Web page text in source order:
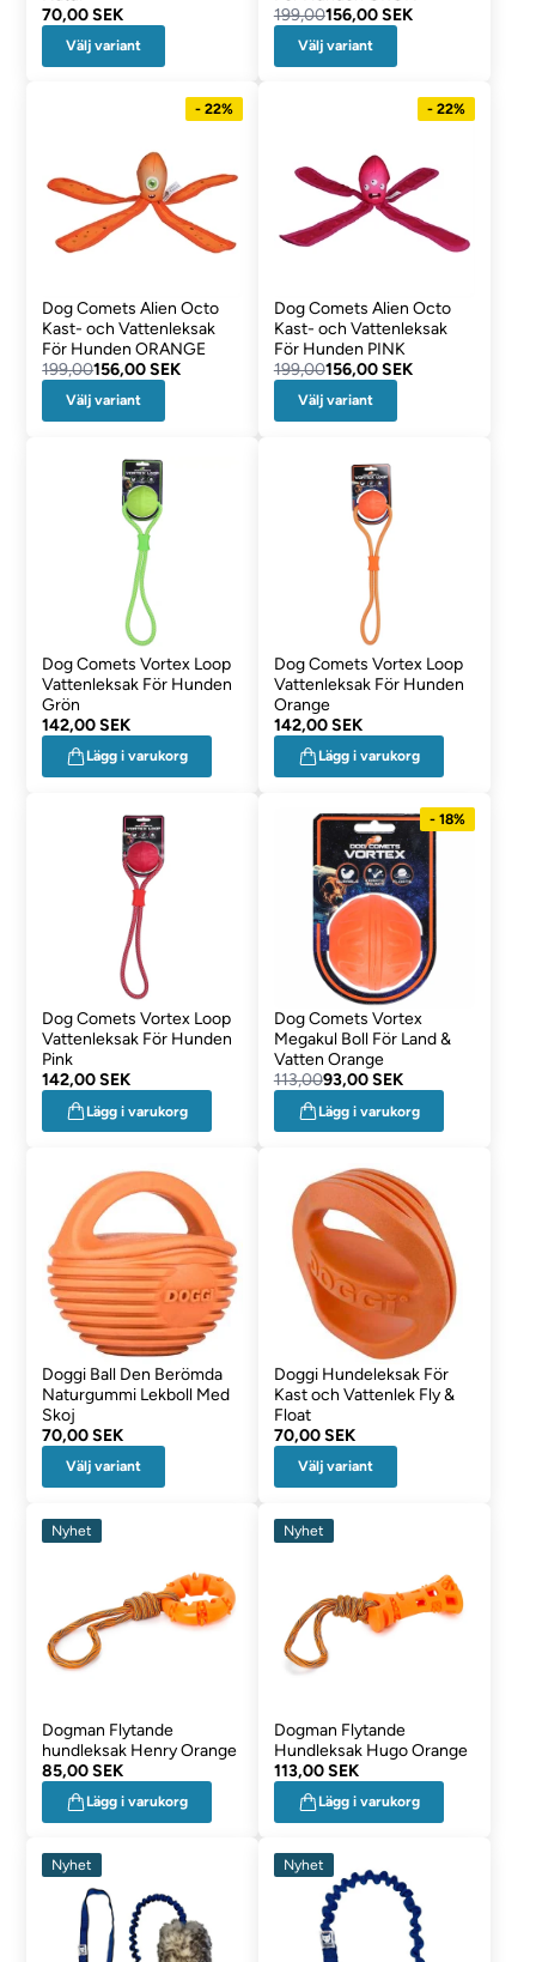
70,00 SEK
Välj variant
199,00156,00 SEK
Välj variant
- 22%
Dog Comets Alien Octo
Kast- och Vattenleksak
För Hunden ORANGE
199,00156,00 SEK
Välj variant
- 22%
Dog Comets Alien Octo
Kast- och Vattenleksak
För Hunden PINK
199,00156,00 SEK
Välj variant
Dog Comets Vortex Loop
Vattenleksak För Hunden
Grön
142,00 SEK
Lägg i varukorg
Dog Comets Vortex Loop
Vattenleksak För Hunden
Orange
142,00 SEK
Lägg i varukorg
Dog Comets Vortex Loop
Vattenleksak För Hunden
Pink
142,00 SEK
Lägg i varukorg
- 18%
Dog Comets Vortex
Megakul Boll För Land &
Vatten Orange
113,0093,00 SEK
Lägg i varukorg
Doggi Ball Den Berömda
Naturgummi Lekboll Med
Skoj
70,00 SEK
Välj variant
Doggi Hundeleksak För
Kast och Vattenlek Fly &
Float
70,00 SEK
Välj variant
Nyhet
Dogman Flytande
hundleksak Henry Orange
85,00 SEK
Lägg i varukorg
Nyhet
Dogman Flytande
Hundleksak Hugo Orange
113,00 SEK
Lägg i varukorg
Nyhet Nyhet